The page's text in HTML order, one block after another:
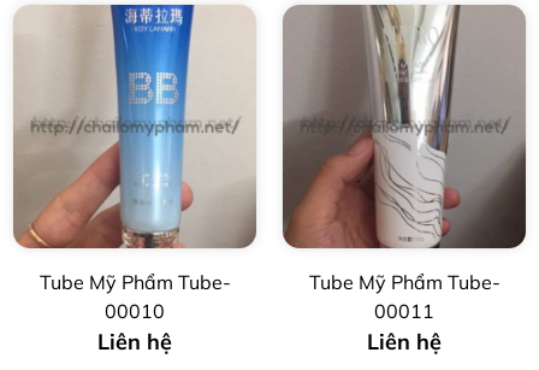
Tube Mỹ Phẩm Tube-
00010
Liên hệ
Tube Mỹ Phẩm Tube-
00011
Liên hệ